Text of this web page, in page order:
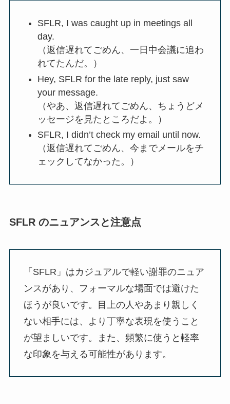
SFLR, I was caught up in meetings all
day.
（返信遅れてごめん、一日中会議に追わ
れてたんだ。）
Hey, SFLR for the late reply, just saw
your message.
（やあ、返信遅れてごめん、ちょうどメ
ッセージを見たところだよ。）
SFLR, I didn’t check my email until now.
（返信遅れてごめん、今までメールをチ
ェックしてなかった。）
SFLR のニュアンスと注意点
「SFLR」はカジュアルで軽い謝罪のニュア
ンスがあり、フォーマルな場面では避けた
ほうが良いです。目上の人やあまり親しく
ない相手には、より丁寧な表現を使うこと
が望ましいです。また、頻繁に使うと軽率
な印象を与える可能性があります。